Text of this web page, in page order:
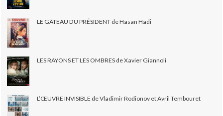
LE GÂTEAU DU PRÉSIDENT de Hasan Hadi
LES RAYONS ET LES OMBRES de Xavier Giannoli
L’ŒUVRE INVISIBLE de Vladimir Rodionov et Avril Tembouret